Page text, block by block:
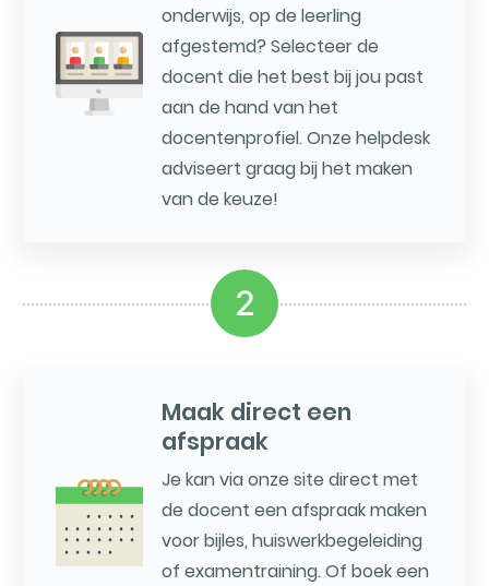
onderwijs, op de leerling
afgestemd? Selecteer de
docent die het best bij jou past
aan de hand van het
docentenprofiel. Onze helpdesk
adviseert graag bij het maken
van de keuze!
2
Maak direct een
afspraak
Je kan via onze site direct met
de docent een afspraak maken
voor bijles, huiswerkbegeleiding
of examentraining. Of boek een